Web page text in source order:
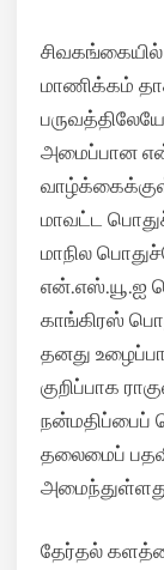
மாணிக்கம்
அமைப்பான
மாவட்ட
மாநில
என்.எஸ்.யூ.ஐ
காங்கிரஸ்
தனது
குறிப்பாக
நன்மதிப்பைப்
தலைமைப்
தேர்தல்